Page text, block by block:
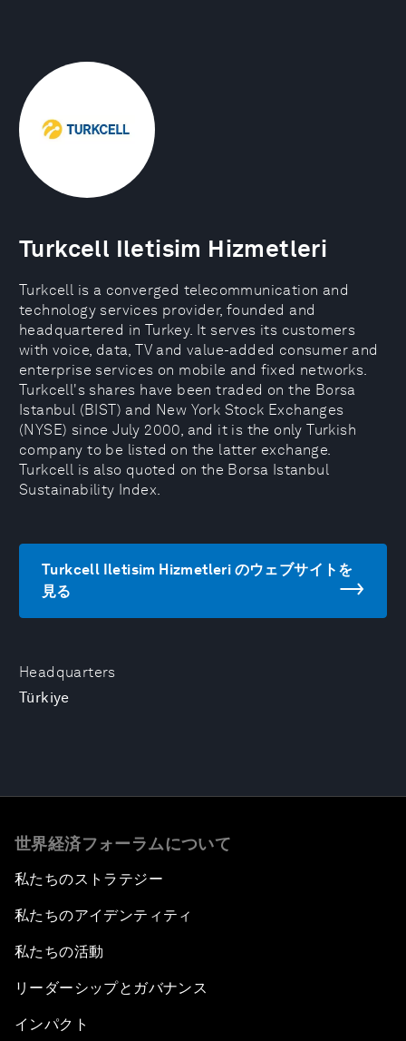
Headquarters
Türkiye
Turkcell Iletisim Hizmetleri
Turkcell is a converged telecommunication and
technology services provider, founded and
headquartered in Turkey. It serves its customers
with voice, data, TV and value-added consumer and
enterprise services on mobile and fixed networks.
Turkcell's shares have been traded on the Borsa
Istanbul (BIST) and New York Stock Exchanges
(NYSE) since July 2000, and it is the only Turkish
company to be listed on the latter exchange.
Turkcell is also quoted on the Borsa Istanbul
Sustainability Index.
Turkcell Iletisim Hizmetleri のウェブサイトを
見る
世界経済フォーラムについて
私たちのストラテジー
私たちのアイデンティティ
私たちの活動
リーダーシップとガバナンス
インパクト